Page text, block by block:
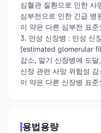
심혈관 질환으로 인한 사
심부전으로 인한 긴급 병
이 약은 다른 심부전 표
3. 만성 신장병 : 만성 신
[estimated glomerular
감소, 말기 신장병에 도
신장 관련 사망 위험성 감
이 약은 다른 신장병 표
용법용량